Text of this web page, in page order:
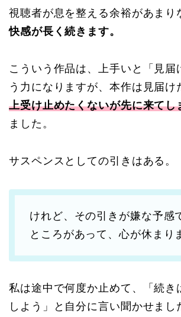
視聴者が息を整える余裕があまり
快感が長く続きます。
こういう作品は、上手いと「見届
う力になりますが、本作は見届け
上受け止めたくないが先に来てし
ました。
サスペンスとしての引きはある。
けれど、その引きが嫌な予感
ところがあって、心が休まり
私は途中で何度か止めて、「続き
しよう」と自分に言い聞かせまし